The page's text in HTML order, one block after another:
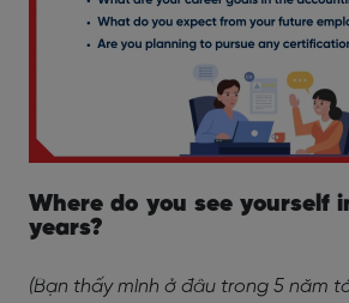
Where do you see yourself
years?
(Bạn thấy mình ở đâu trong 5 năm